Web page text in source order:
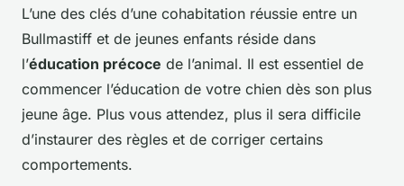
L’une des clés d’une cohabitation réussie entre un
Bullmastiff et de jeunes enfants réside dans
l’éducation précoce de l’animal. Il est essentiel de
commencer l’éducation de votre chien dès son plus
jeune âge. Plus vous attendez, plus il sera difficile
d’instaurer des règles et de corriger certains
comportements.